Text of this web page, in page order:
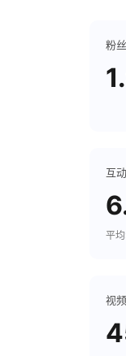
粉
互
平
视